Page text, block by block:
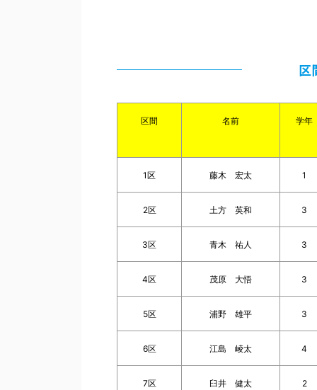
区
区間 名前 学年
1区 藤木 宏太 1
2区 土方 英和 3
3区 青木 祐人 3
4区 茂原 大悟 3
5区 浦野 雄平 3
6区 江島 崚太 4
7区 臼井 健太 2